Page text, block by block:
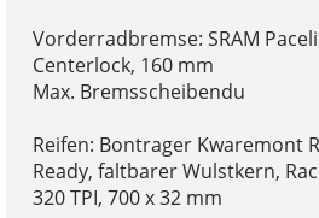
Vorderradbremse: SRAM
Centerlock, 160 mm
Max. Bremsscheibendu
Reifen: Bontrager Kwaremont
Ready, faltbarer Wulstkern,
320 TPI, 700 x 32 mm